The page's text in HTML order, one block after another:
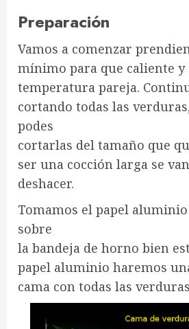
Preparación
Vamos a comenzar
mínimo para que caliente y
temperatura pareja.
cortando todas las
podes
cortarlas del tamaño que
ser una cocción larga se
deshacer.
Tomamos el papel
sobre
la bandeja de horno bien
papel aluminio haremos
cama con todas las